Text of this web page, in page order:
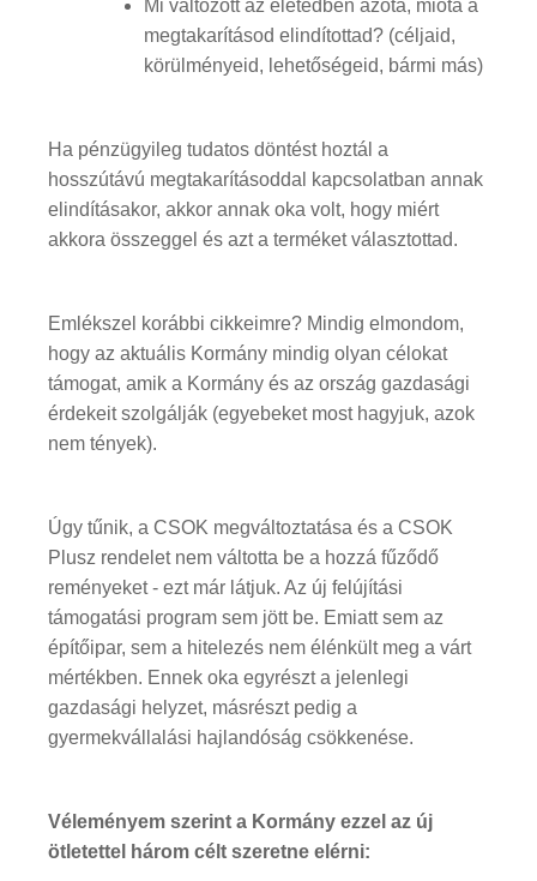
Mi változott az életedben azóta, mióta a
megtakarításod elindítottad? (céljaid,
körülményeid, lehetőségeid, bármi más)
Ha pénzügyileg tudatos döntést hoztál a
hosszútávú megtakarításoddal kapcsolatban annak
elindításakor, akkor annak oka volt, hogy miért
akkora összeggel és azt a terméket választottad.
Emlékszel korábbi cikkeimre? Mindig elmondom,
hogy az aktuális Kormány mindig olyan célokat
támogat, amik a Kormány és az ország gazdasági
érdekeit szolgálják (egyebeket most hagyjuk, azok
nem tények).
Úgy tűnik, a CSOK megváltoztatása és a CSOK
Plusz rendelet nem váltotta be a hozzá fűződő
reményeket - ezt már látjuk. Az új felújítási
támogatási program sem jött be. Emiatt sem az
építőipar, sem a hitelezés nem élénkült meg a várt
mértékben. Ennek oka egyrészt a jelenlegi
gazdasági helyzet, másrészt pedig a
gyermekvállalási hajlandóság csökkenése.
Véleményem szerint a Kormány ezzel az új
ötletettel három célt szeretne elérni: